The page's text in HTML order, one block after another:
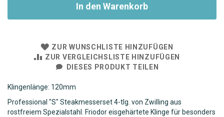
In den Warenkorb
ZUR WUNSCHLISTE HINZUFÜGEN
ZUR VERGLEICHSLISTE HINZUFÜGEN
DIESES PRODUKT TEILEN
Klingenlänge: 120mm
Professional "S" Steakmesserset 4-tlg. von Zwilling aus
rostfreiem Spezialstahl. Friodor eisgehärtete Klinge für besonders